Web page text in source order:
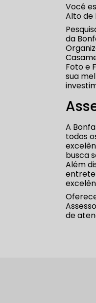
Você
Alto de
da
Foto e
sua
A
todos
busca
Além
de